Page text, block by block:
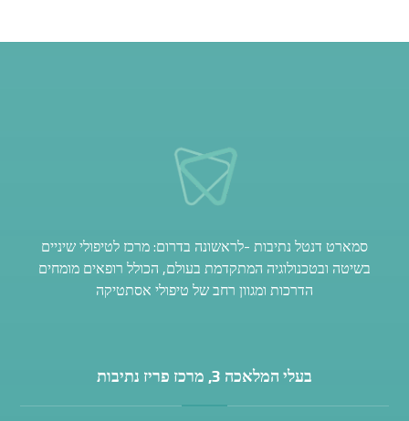
סמארט דנטל נתיבות -לראשונה בדרום: מרכז לטיפולי שיניים
בשיטה ובטכנולוגיה המתקדמת בעולם, הכולל רופאים מומחים
הדרכות ומגוון רחב של טיפולי אסתטיקה
בעלי המלאכה 3, מרכז פריז נתיבות